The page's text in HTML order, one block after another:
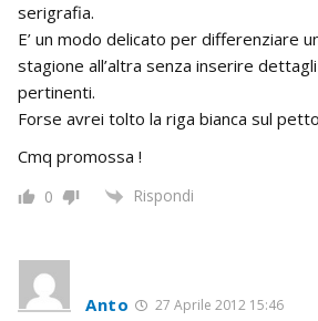
serigrafia.
E’ un modo delicato per differenziare
stagione all’altra senza inserire
pertinenti.
Forse avrei tolto la riga bianca sul
Cmq promossa !
0 Rispondi
Anto 27 Aprile 2012 15:46